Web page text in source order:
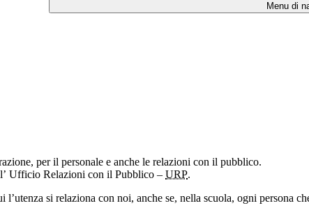
Menu di
per il personale e anche le relazioni con il pubblico.
Ufficio Relazioni con il Pubblico – URP.
si relaziona con noi, anche se, nella scuola, ogni persona